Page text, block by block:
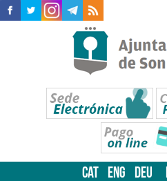
CAT ENG DEU